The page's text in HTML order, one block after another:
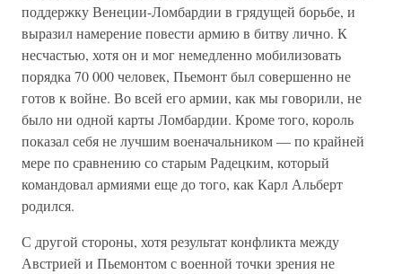
поддержку Венеции-Ломбардии в грядущей борьбе, и
выразил намерение повести армию в битву лично. К
несчастью, хотя он и мог немедленно мобилизовать
порядка 70 000 человек, Пьемонт был совершенно не
готов к войне. Во всей его армии, как мы говорили, не
было ни одной карты Ломбардии. Кроме того, король
показал себя не лучшим военачальником — по крайней
мере по сравнению со старым Радецким, который
командовал армиями еще до того, как Карл Альберт
родился.
С другой стороны, хотя результат конфликта между
Австрией и Пьемонтом с военной точки зрения не